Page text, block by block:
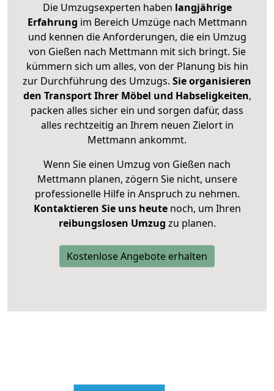
Die Umzugsexperten haben langjährige
Erfahrung im Bereich Umzüge nach Mettmann
und kennen die Anforderungen, die ein Umzug
von Gießen nach Mettmann mit sich bringt. Sie
kümmern sich um alles, von der Planung bis hin
zur Durchführung des Umzugs. Sie organisieren
den Transport Ihrer Möbel und Habseligkeiten,
packen alles sicher ein und sorgen dafür, dass
alles rechtzeitig an Ihrem neuen Zielort in
Mettmann ankommt.
Wenn Sie einen Umzug von Gießen nach
Mettmann planen, zögern Sie nicht, unsere
professionelle Hilfe in Anspruch zu nehmen.
Kontaktieren Sie uns heutenoch, um Ihren
reibungslosen Umzug zu planen.
Kostenlose Angebote erhalten